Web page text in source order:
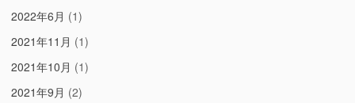
2022年6月 (1)
2021年11月 (1)
2021年10月 (1)
2021年9月 (2)